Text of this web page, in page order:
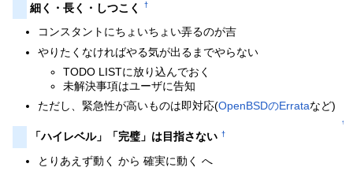
細く・長く・しつこく †
コンスタントにちょいちょい弄るのが吉
やりたくなければやる気が出るまでやらない
TODO LISTに放り込んでおく
未解決事項はユーザに告知
ただし、緊急性が高いものは即対応(OpenBSDのErrataなど)
↑
「ハイレベル」「完璧」は目指さない †
とりあえず動く から 確実に動く へ